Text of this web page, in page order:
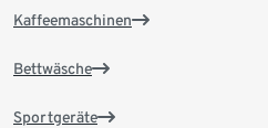
Kaffeemaschinen
Bettwäsche
Sportgeräte